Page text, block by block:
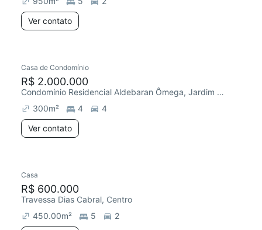
Ver contato
Casa de Condomínio
R$ 2.000.000
Condomínio Residencial Aldebaran Ômega, Jardim Petrópolis
300m² 4
4
Ver contato
Casa
R$ 600.000
Travessa Dias Cabral, Centro
450.00m² 5 2